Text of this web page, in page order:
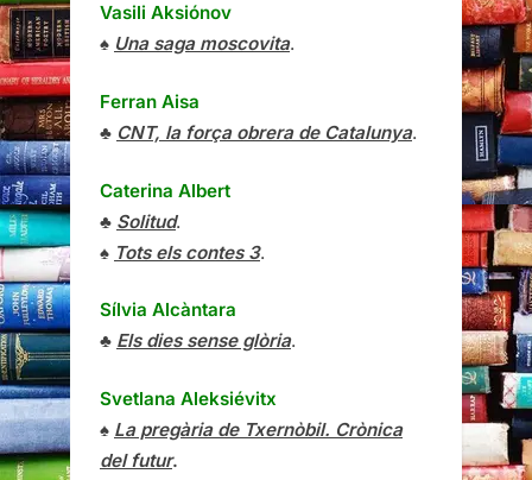
Vasili Aksiónov
♠ Una saga moscovita.
Ferran Aisa
♣ CNT, la força obrera de Catalunya.
Caterina Albert
♣ Solitud.
♠ Tots els contes 3.
Sílvia Alcàntara
♣ Els dies sense glòria.
Svetlana Aleksiévitx
♠ La pregària de Txernòbil. Crònica
del futur.